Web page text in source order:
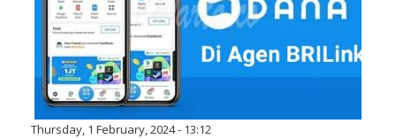
Thursday, 1 February, 2024 - 13:12